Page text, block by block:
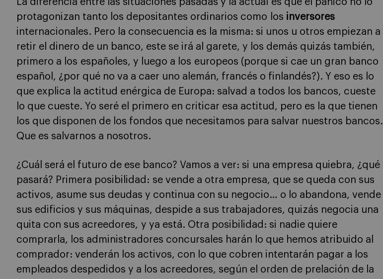
La diferencia entre las situaciones pasadas y la actual es que el pánico no lo
protagonizan tanto los depositantes ordinarios como los inversores
internacionales. Pero la consecuencia es la misma: si unos u otros empiezan a
retir el dinero de un banco, este se irá al garete, y los demás quizás también,
primero a los españoles, y luego a los europeos (porque si cae un gran banco
español, ¿por qué no va a caer uno alemán, francés o finlandés?). Y eso es lo
que explica la actitud enérgica de Europa: salvad a todos los bancos, cueste
lo que cueste. Yo seré el primero en criticar esa actitud, pero es la que tienen
los que disponen de los fondos que necesitamos para salvar nuestros bancos.
Que es salvarnos a nosotros.
¿Cuál será el futuro de ese banco? Vamos a ver: si una empresa quiebra, ¿qué
pasará? Primera posibilidad: se vende a otra empresa, que se queda con sus
activos, asume sus deudas y continua con su negocio… o lo abandona, vende
sus edificios y sus máquinas, despide a sus trabajadores, quizás negocia una
quita con sus acreedores, y ya está. Otra posibilidad: si nadie quiere
comprarla, los administradores concursales harán lo que hemos atribuido al
comprador: venderán los activos, con lo que cobren intentarán pagar a los
empleados despedidos y a los acreedores, según el orden de prelación de la